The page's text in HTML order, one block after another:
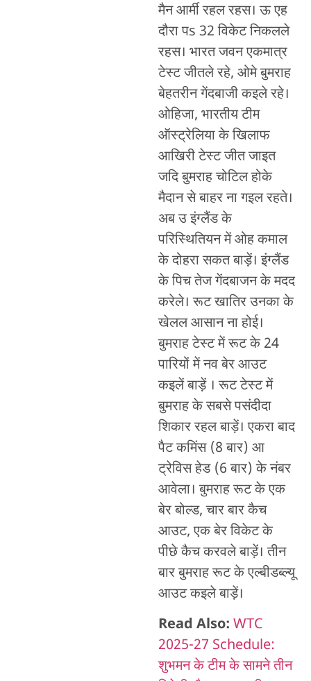
मैन आर्मी रहल रहस। ऊ एह
दौरा पs 32 विकेट निकलले
रहस। भारत जवन एकमात्र
टेस्ट जीतले रहे, ओमे बुमराह
बेहतरीन गेंदबाजी कइले रहे।
ओहिजा, भारतीय टीम
ऑस्ट्रेलिया के खिलाफ
आखिरी टेस्ट जीत जाइत
जदि बुमराह चोटिल होके
मैदान से बाहर ना गइल रहते।
अब उ इंग्लैंड के
परिस्थितियन में ओह कमाल
के दोहरा सकत बाड़ें। इंग्लैंड
के पिच तेज गेंदबाजन के मदद
करेले। रूट खातिर उनका के
खेलल आसान ना होई।
बुमराह टेस्ट में रूट के 24
पारियों में नव बेर आउट
कइलें बाड़ें । रूट टेस्ट में
बुमराह के सबसे पसंदीदा
शिकार रहल बाड़ें। एकरा बाद
पैट कमिंस (8 बार) आ
ट्रेविस हेड (6 बार) के नंबर
आवेला। बुमराह रूट के एक
बेर बोल्ड, चार बार कैच
आउट, एक बेर विकेट के
पीछे कैच करवले बाड़ें। तीन
बार बुमराह रूट के एल्बीडब्ल्यू
आउट कइले बाड़ें।
Read Also: WTC
2025-27 Schedule:
शुभमन के टीम के सामने तीन